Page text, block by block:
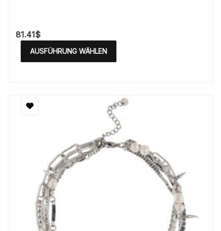
81.41$
AUSFÜHRUNG WÄHLEN